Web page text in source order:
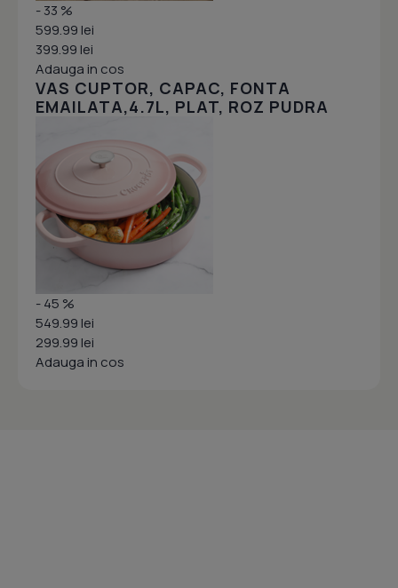
- 33 %
599.99 lei
399.99 lei
Adauga in cos
VAS CUPTOR, CAPAC, FONTA
EMAILATA,4.7L, PLAT, ROZ PUDRA
- 45 %
549.99 lei
299.99 lei
Adauga in cos